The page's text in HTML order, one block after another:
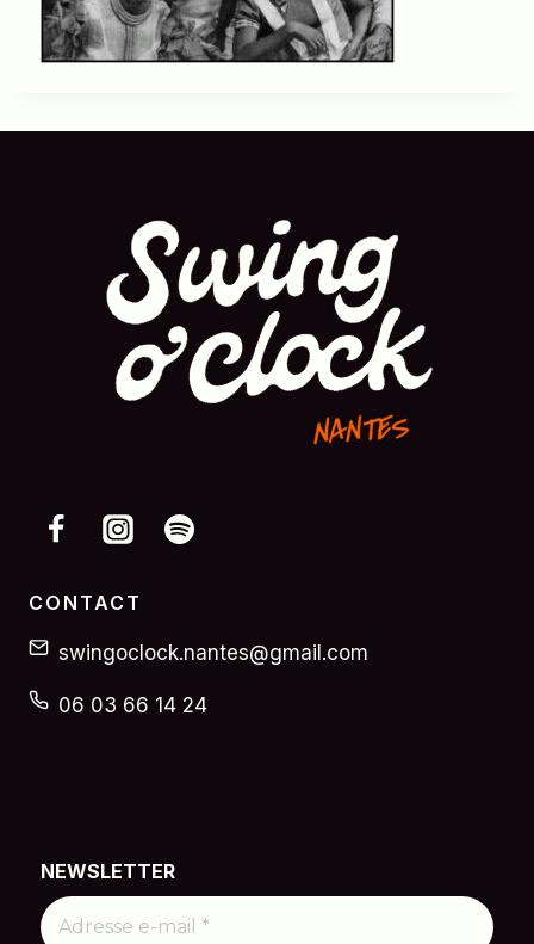
CONTACT
swingoclock.nantes@gmail.com
06 03 66 14 24
NEWSLETTER